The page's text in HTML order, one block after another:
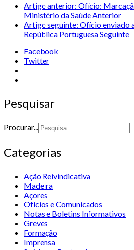
Artigo anterior: Ofício:
Ministério da Saúde Anterior
Artigo seguinte: Ofício enviado
República PortuguesaSeguinte
Facebook
Twitter
Pesquisar
Procurar...
Categorias
Ação Reivindicativa
Madeira
Açores
Ofícios e Comunicados
Notas e Boletins Informativos
Greves
Formação
Imprensa